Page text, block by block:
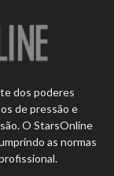
dos poderes
de pressão e
O StarsOnline
as normas